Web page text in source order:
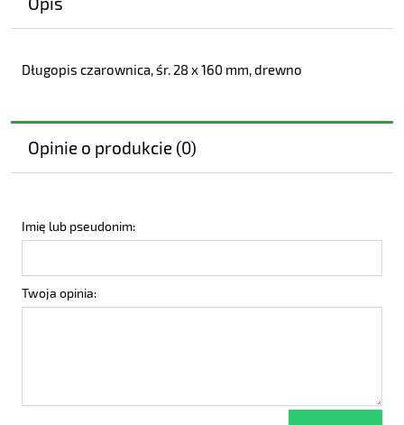
Długopis czarownica, śr. 28 x 160 mm, drewno
Opinie o produkcie (0)
Imię lub pseudonim:
Twoja opinia: